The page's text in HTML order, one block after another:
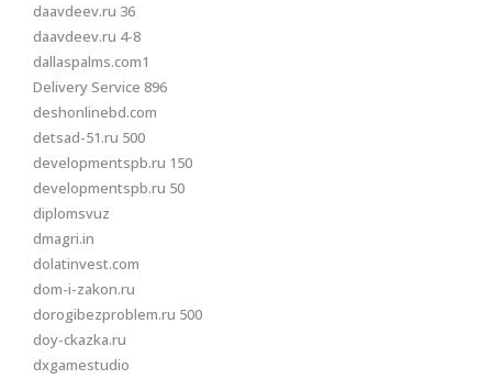
daavdeev.ru 36
daavdeev.ru 4-8
dallaspalms.com1
Delivery Service 896
deshonlinebd.com
detsad-51.ru 500
developmentspb.ru 150
developmentspb.ru 50
diplomsvuz
dmagri.in
dolatinvest.com
dom-i-zakon.ru
dorogibezproblem.ru 500
doy-ckazka.ru
dxgamestudio